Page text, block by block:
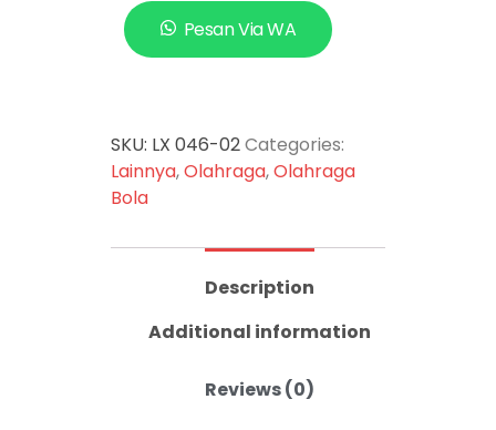
Pesan Via WA
SKU: LX 046-02Categories:
Lainnya,Olahraga,Olahraga
Bola
Description
Additional information
Reviews (0)